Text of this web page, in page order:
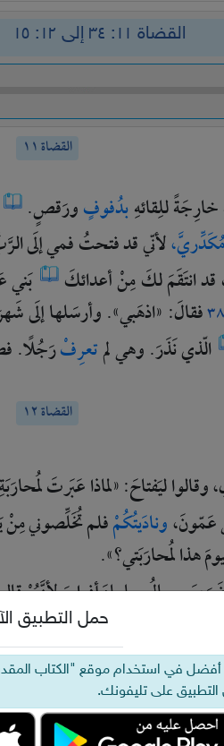
القضاة ١١: ٣٤ إلى ١٢: ١٥
القضاة ١١
خارِجَةًللِقائهِبدُفوفٍورَقصٍ.
مُكَدِّريَّ،لأنّيقدفتحتُفميإلَى
قدانتَقَمَلكَمِنْأعدائكَ بَني
٣٨فقالَ:«اذهَبي».وأرسَلهاإلَى
الّذينَذَرَ.وهيلمتعرِفْرَجُلًا.
القضاة ١٢
وقالواليَفتاحَ:«لماذاعَبَرتَ
عَمّونَ،ونادَيتُكُمْفلمتُخَلِّصونيمِنْ
هذالمُحارَبَتي؟».
رِجالُجِلعادَأفرايِمَلأنَّهُمْ
أعبُرْ».كانَرِجالُ
فكانوايأخُذونَهُويَذبَحونَهُعلَى
فيإحدَىمُدُنِجِلعادَ.
حمل التطبيق
أفضل في استخدام موقع "الكتاب
على تليفونك.